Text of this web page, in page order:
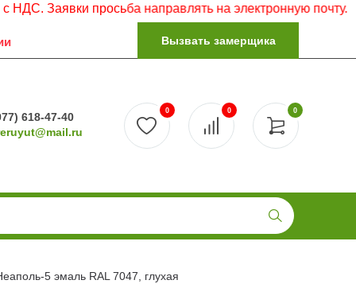
просьба направлять на электронную почту.
Вызвать замерщика
618-47-40
0
0 0
5 эмаль RAL 7047, глухая